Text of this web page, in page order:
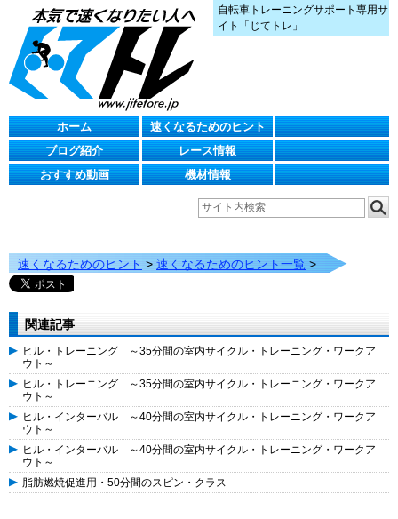
自転車トレーニングサポート専用サ
イト「じてトレ」
ホーム
速くなるためのヒント
ブログ紹介
レース情報
おすすめ動画
機材情報
速くなるためのヒント > 速くなるためのヒント一覧 >
関連記事
ヒル・トレーニング ～35分間の室内サイクル・トレーニング・ワークア
ウト～
ヒル・トレーニング ～35分間の室内サイクル・トレーニング・ワークア
ウト～
ヒル・インターバル ～40分間の室内サイクル・トレーニング・ワークア
ウト～
ヒル・インターバル ～40分間の室内サイクル・トレーニング・ワークア
ウト～
脂肪燃焼促進用・50分間のスピン・クラス